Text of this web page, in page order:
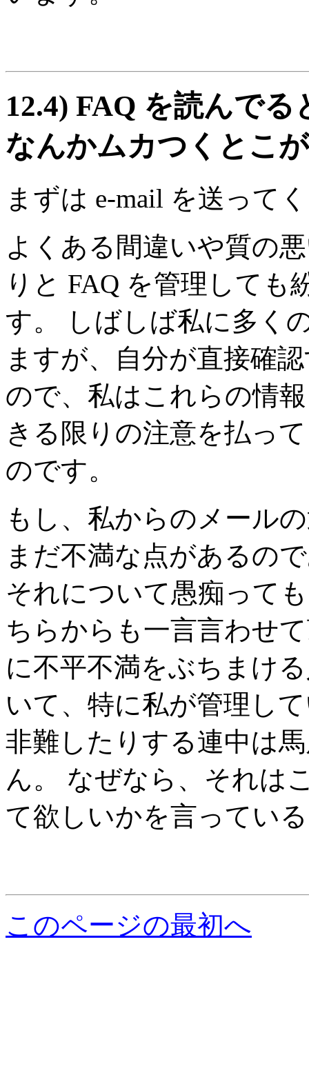
12.4) FAQ を読んでる
なんかムカつくとこ
まずは e-mail を送って
よくある間違いや質の
りと FAQ を管理して
す。 しばしば私に多く
ますが、自分が直接確
ので、私はこれらの情
きる限りの注意を払っ
のです。
もし、私からのメール
まだ不満な点があるの
それについて愚痴って
ちらからも一言言わせ
に不平不満をぶちまけ
いて、特に私が管理し
非難したりする連中は
ん。 なぜなら、それは
て欲しいかを言ってい
このページの最初へ